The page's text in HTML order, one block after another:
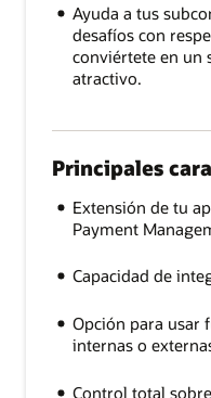
Ayuda a tus
desafíos con
conviértete en un
atractivo.
Principales
Extensión de tu
Payment
Capacidad de
Opción para usar
internas o
Control total